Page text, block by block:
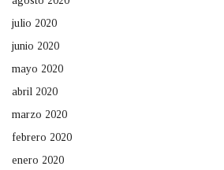
julio 2020
junio 2020
mayo 2020
abril 2020
marzo 2020
febrero 2020
enero 2020